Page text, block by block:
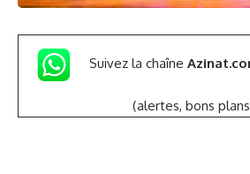
Suivez la chaîne
(alertes, bons